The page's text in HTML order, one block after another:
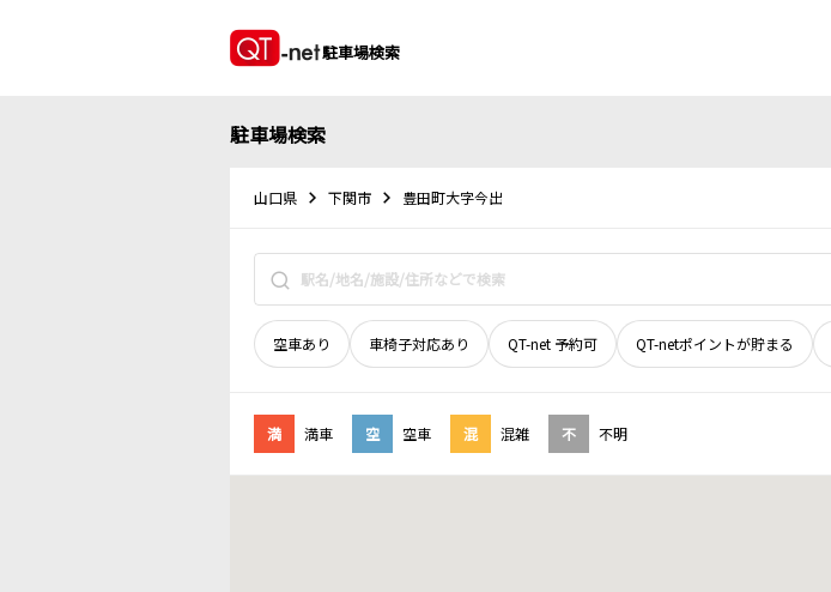
駐車場検索
駐車場検索
山口県 下関市 豊田町大字今出
空車あり 車椅子対応あり QT-net 予約可 QT-netポイントが貯まる
満 満車 空 空車 混 混雑 不 不明